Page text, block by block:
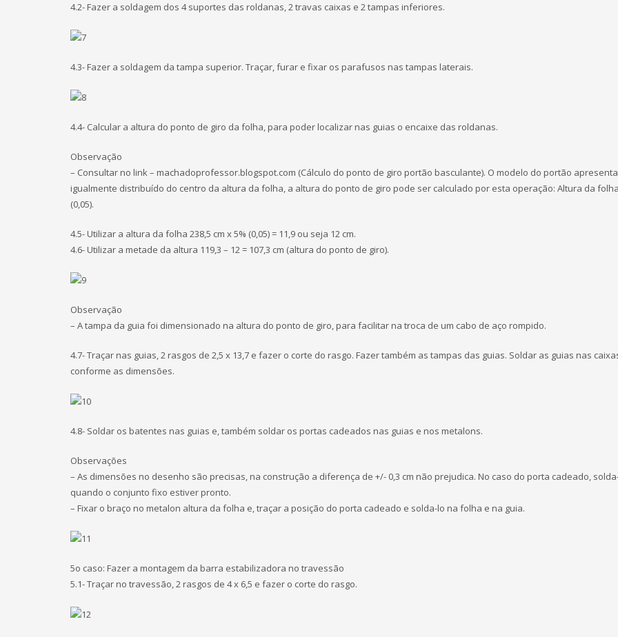
4.2- Fazer a soldagem dos 4 suportes das roldanas, 2 travas caixas e 2 tampas inferiores.
4.3- Fazer a soldagem da tampa superior. Traçar, furar e fixar os parafusos nas tampas laterais.
4.4- Calcular a altura do ponto de giro da folha, para poder localizar nas guias o encaixe das roldanas.
Observação
– Consultar no link – machadoprofessor.blogspot.com (Cálculo do ponto de giro portão basculante). O modelo do portão
igualmente distribuído do centro da altura da folha, a altura do ponto de giro pode ser calculado por esta operação: Altura da
(0,05).
4.5- Utilizar a altura da folha 238,5 cm x 5% (0,05) = 11,9 ou seja 12 cm.
4.6- Utilizar a metade da altura 119,3 – 12 = 107,3 cm (altura do ponto de giro).
Observação
– A tampa da guia foi dimensionado na altura do ponto de giro, para facilitar na troca de um cabo de aço rompido.
4.7- Traçar nas guias, 2 rasgos de 2,5 x 13,7 e fazer o corte do rasgo. Fazer também as tampas das guias. Soldar as guias nas
conforme as dimensões.
4.8- Soldar os batentes nas guias e, também soldar os portas cadeados nas guias e nos metalons.
Observações
– As dimensões no desenho são precisas, na construção a diferença de +/- 0,3 cm não prejudica. No caso do porta cadeado,
quando o conjunto fixo estiver pronto.
– Fixar o braço no metalon altura da folha e, traçar a posição do porta cadeado e solda-lo na folha e na guia.
5o caso: Fazer a montagem da barra estabilizadora no travessão
5.1- Traçar no travessão, 2 rasgos de 4 x 6,5 e fazer o corte do rasgo.